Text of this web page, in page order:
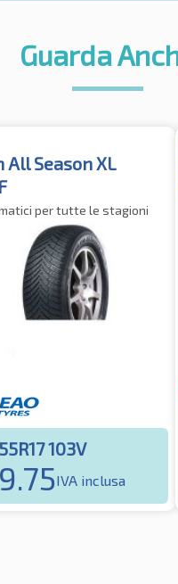
Guarda
All Season XL
per tutte le stagioni
103V
IVA inclusa